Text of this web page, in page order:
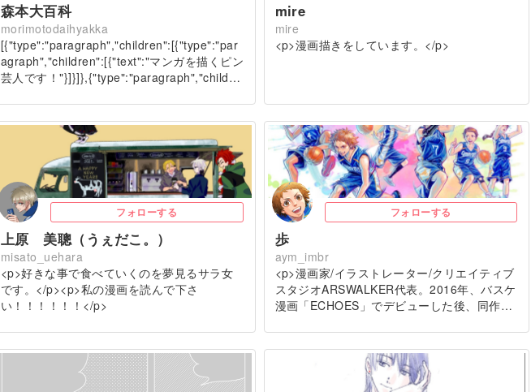
森本大百科
morimotodaihyakka
[{"type":"paragraph","children":[{"type":"par
agraph","children":[{"text":"マンガを描くピン
芸人です！"}]}]},{"type":"paragraph","child…
mire
mire
<p>漫画描きをしています。</p>
フォローする
上原 美聰（うぇだこ。）
misato_uehara
<p>好きな事で食べていくのを夢見るサラ女
です。</p><p>私の漫画を読んで下さ
い！！！！！！</p>
フォローする
歩
aym_imbr
<p>漫画家/イラストレーター/クリエイティブ
スタジオARSWALKER代表。2016年、バスケ
漫画「ECHOES」でデビューした後、同作…